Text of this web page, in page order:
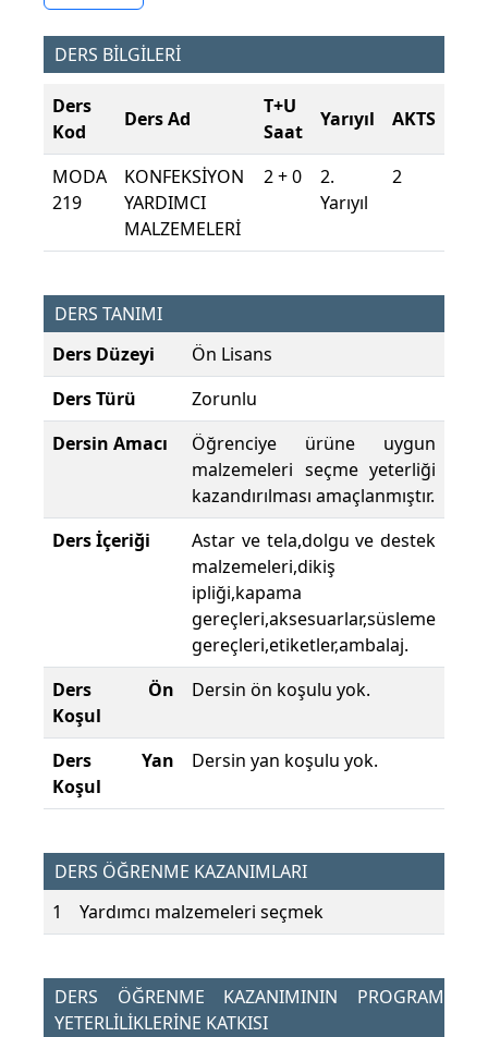
DERS BİLGİLERİ
Ders
Kod
Ders Ad
T+U
Saat
Yarıyıl AKTS
MODA
219
KONFEKSİYON
YARDIMCI
MALZEMELERİ
2 + 0
2.
Yarıyıl
2
DERS TANIMI
Ders Düzeyi
Ön Lisans
Ders Türü
Zorunlu
Dersin Amacı
Öğrenciye ürüne uygun
malzemeleri seçme yeterliği
kazandırılması amaçlanmıştır.
Ders İçeriği
Astar ve tela,dolgu ve destek
malzemeleri,dikiş
ipliği,kapama
gereçleri,aksesuarlar,süsleme
gereçleri,etiketler,ambalaj.
Ders Ön
Koşul
Dersin ön koşulu yok.
Ders Yan
Koşul
Dersin yan koşulu yok.
DERS ÖĞRENME KAZANIMLARI
1
Yardımcı malzemeleri seçmek
DERS ÖĞRENME KAZANIMININ PROGRAM
YETERLİLİKLERİNE KATKISI